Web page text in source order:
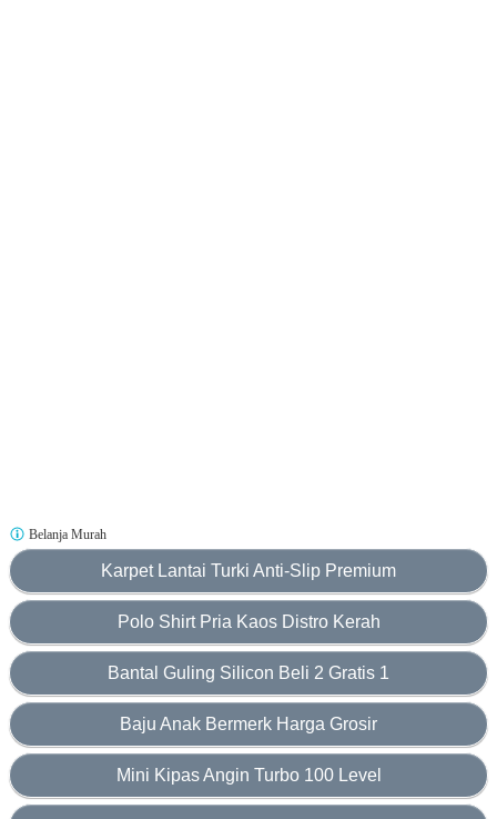
Karpet Lantai Turki Anti-Slip Premium
Polo Shirt Pria Kaos Distro Kerah
Bantal Guling Silicon Beli 2 Gratis 1
Baju Anak Bermerk Harga Grosir
Mini Kipas Angin Turbo 100 Level
Belanja Murah